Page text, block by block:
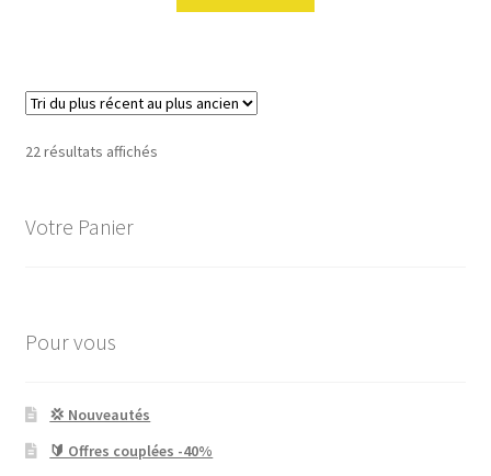
22 résultats affichésTrié
Votre Panier
Pour vous
💢 Nouveautés
🔰 Offres couplées -40%